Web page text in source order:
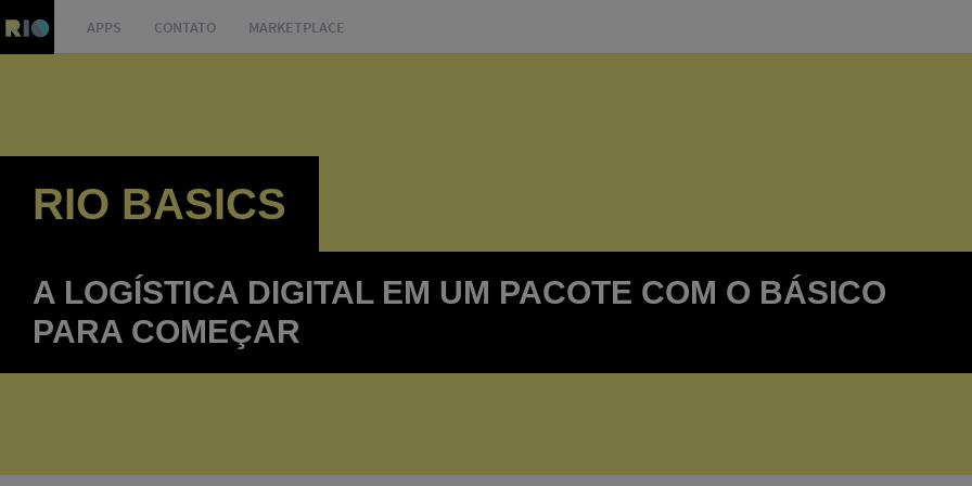
APPS CONTATO MARKETPLACE
RIO BASICS
A LOGÍSTICA DIGITAL EM UM PACOTE COM O BÁSICO
PARA COMEÇAR​